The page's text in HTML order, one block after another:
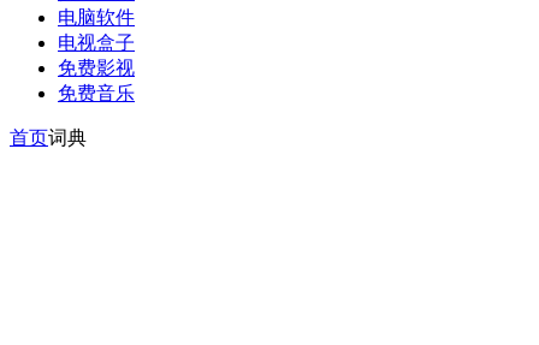
电脑软件
电视盒子
免费影视
免费音乐
首页词典